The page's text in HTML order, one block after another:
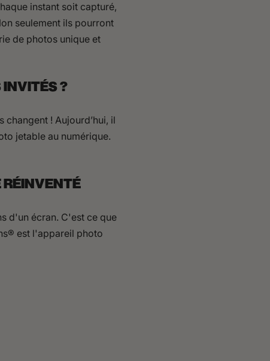
instant soit capturé,
seulement ils pourront
de photos unique et
INVITÉS ?
! Aujourd’hui, il
jetable au numérique.
RÉINVENTÉ
d'un écran. C'est ce que
est l'appareil photo